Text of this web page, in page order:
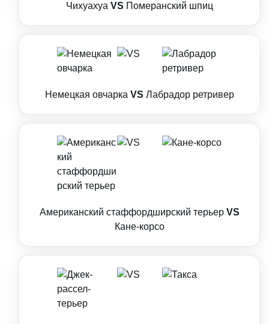
Чихуахуа VS Померанский шпиц
Немецкая овчарка VS Лабрадор ретривер
Американский стаффордширский терьер VS
Кане-корсо